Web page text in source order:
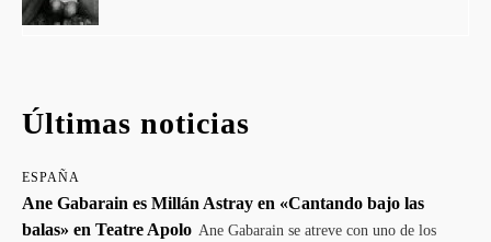
Últimas noticias
ESPAÑA
Ane Gabarain es Millán Astray en «Cantando bajo las
balas» en Teatre Apolo Ane Gabarain se atreve con uno de los